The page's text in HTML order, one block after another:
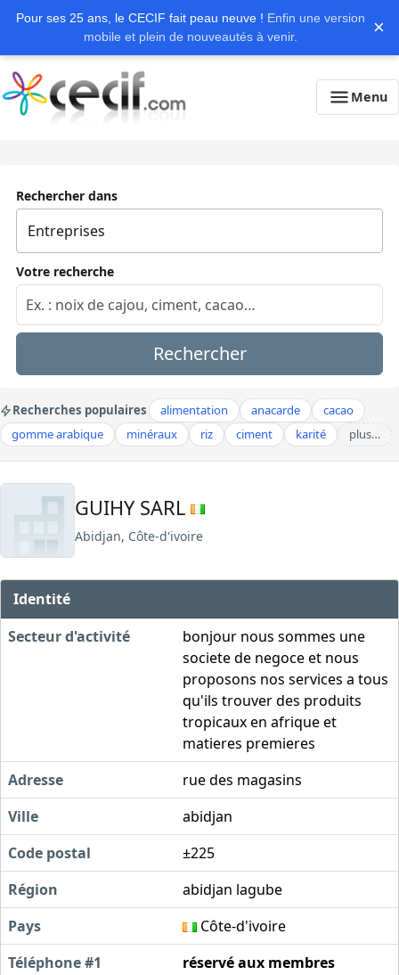
Pour ses 25 ans, le CECIF fait peau neuve ! Enfin une version
mobile et plein de nouveautés à venir.
×
Menu
Rechercher dans
Votre recherche
Rechercher
Recherches populaires alimentation anacarde
cacao
gomme arabique
minéraux riz ciment karité plus…
GUIHY SARL
Abidjan, Côte-d'ivoire
Identité
Secteur d'activité
bonjour nous sommes une
societe de negoce et nous
proposons nos services a tous
qu'ils trouver des produits
tropicaux en afrique et
matieres premieres
Adresse
rue des magasins
Ville
abidjan
Code postal
±225
Région
abidjan lagube
Pays
Côte-d'ivoire
Téléphone #1
réservé aux membres